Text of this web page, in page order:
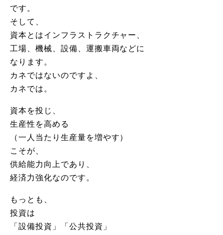
です。
そして、
資本とはインフラストラクチャー、
工場、機械、設備、運搬車両などに
なります。
カネではないのですよ、
カネでは。
資本を投じ、
生産性を高める
（一人当たり生産量を増やす）
こそが、
供給能力向上であり、
経済力強化なのです。
もっとも、
投資は
「設備投資」「公共投資」